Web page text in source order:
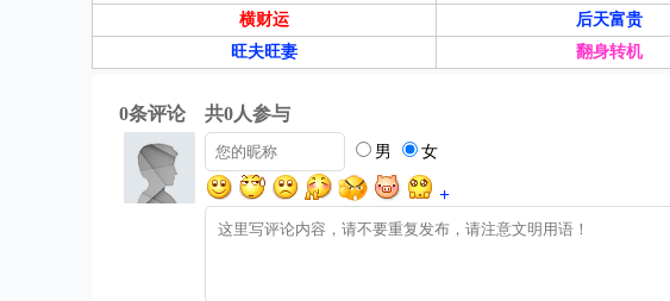
横财运
后天富贵
旺夫旺妻
翻身转机